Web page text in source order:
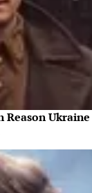
Reason Ukraine